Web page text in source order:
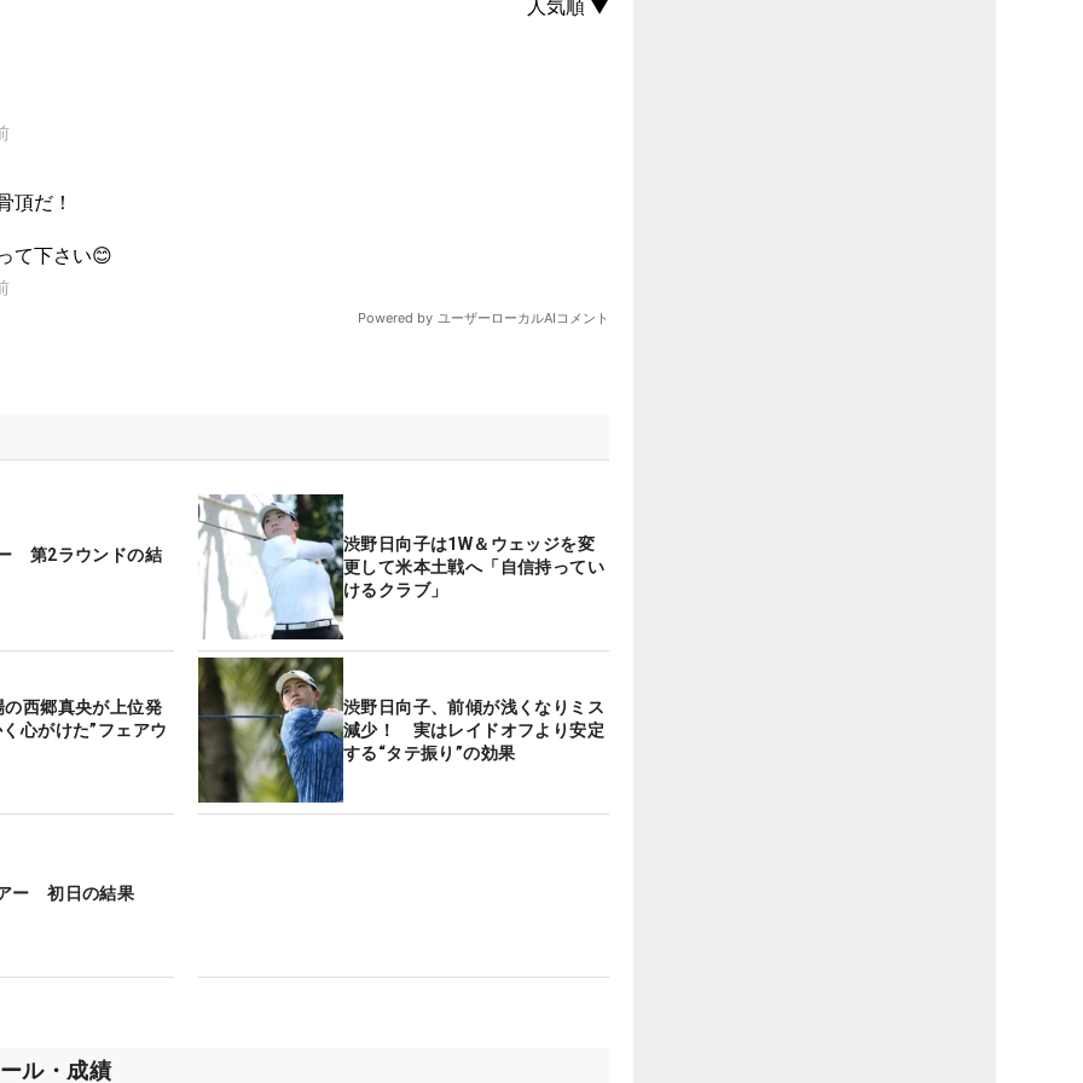
第2ラウンドの結
渋野日向子は1W＆ウェッジを変
更して米本土戦へ「自信持ってい
けるクラブ」
西郷真央が上位発
心がけた”フェアウ
渋野日向子、前傾が浅くなりミス
減少！ 実はレイドオフより安定
する“タテ振り”の効果
ー 初日の結果
ル・成績